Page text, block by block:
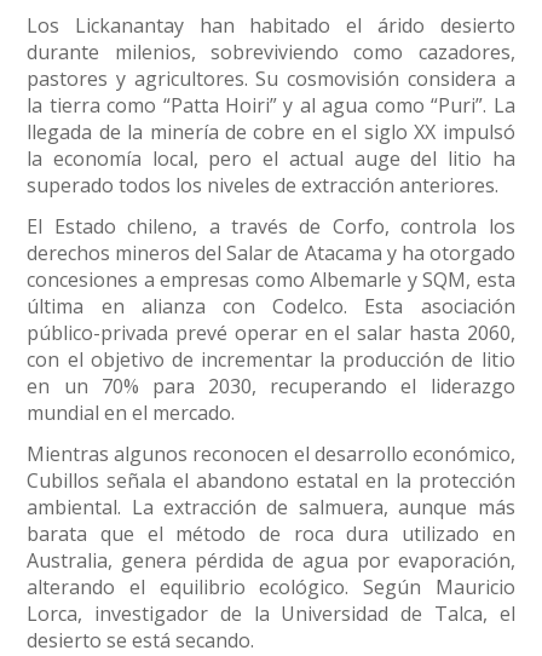
Los Lickanantay han habitado el árido desierto
durante milenios, sobreviviendo como cazadores,
pastores y agricultores. Su cosmovisión considera a
la tierra como “Patta Hoiri” y al agua como “Puri”. La
llegada de la minería de cobre en el siglo XX impulsó
la economía local, pero el actual auge del litio ha
superado todos los niveles de extracción anteriores.
El Estado chileno, a través de Corfo, controla los
derechos mineros del Salar de Atacama y ha otorgado
concesiones a empresas como Albemarle y SQM, esta
última en alianza con Codelco. Esta asociación
público-privada prevé operar en el salar hasta 2060,
con el objetivo de incrementar la producción de litio
en un 70% para 2030, recuperando el liderazgo
mundial en el mercado.
Mientras algunos reconocen el desarrollo económico,
Cubillos señala el abandono estatal en la protección
ambiental. La extracción de salmuera, aunque más
barata que el método de roca dura utilizado en
Australia, genera pérdida de agua por evaporación,
alterando el equilibrio ecológico. Según Mauricio
Lorca, investigador de la Universidad de Talca, el
desierto se está secando.